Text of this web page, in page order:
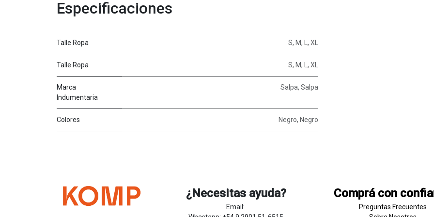
Especificaciones
Talle Ropa S, M, L, XL
Talle Ropa S, M, L, XL
Marca
Indumentaria
Salpa, Salpa
Colores Negro, Negro
¿Necesitas ayuda?
Email:
Comprá con
Preguntas Frecuentes